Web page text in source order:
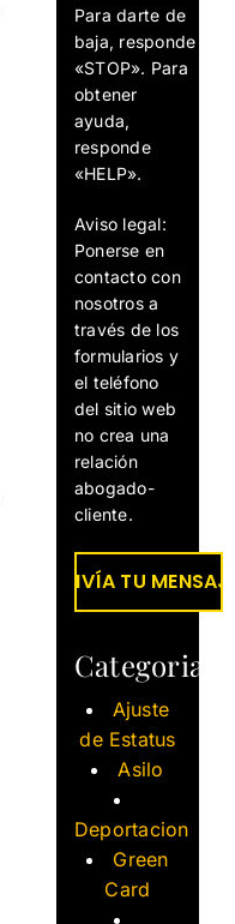
Para darte de
baja, responde
«STOP». Para
obtener
ayuda,
responde
«HELP».
Aviso legal:
Ponerse en
contacto con
nosotros a
través de los
formularios y
el teléfono
del sitio web
no crea una
relación
abogado-
cliente.
Categorias
Ajuste
de Estatus
Asilo
Deportacion
Green
Card